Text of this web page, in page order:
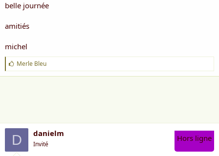
belle journée
amitiés
michel
J
'
a
Merle Bleu
D danielm
Invité
Hors ligne